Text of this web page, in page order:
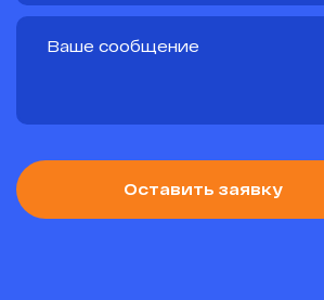
Оставить заявку